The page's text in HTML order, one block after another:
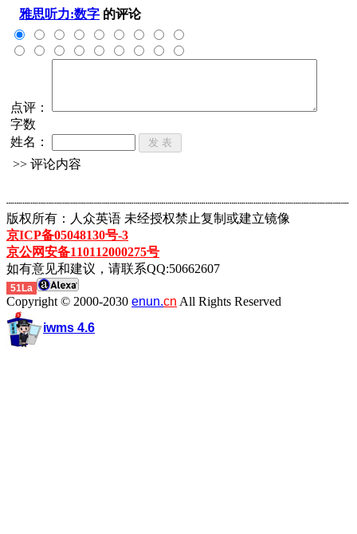
雅思听力:数字 的评论
点评：
字数
姓名：
>> 评论内容
┈┈┈┈┈┈┈┈┈┈┈┈┈┈┈┈┈┈┈┈┈┈┈┈┈┈┈┈┈┈┈┈┈┈┈┈┈┈┈┈┈┈┈
版权所有：人众英语 未经授权禁止复制或建立镜像
京ICP备05048130号-3
京公网安备110112000275号
如有意见和建议，请联系QQ:50662607
51La
Copyright © 2000-2030 enun.cn All Rights Reserved
iwms 4.6